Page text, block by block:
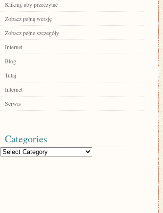
Kliknij, aby przeczytać
Zobacz pełną wersję
Zobacz pełne szczegóły
Internet
Blog
Tutaj
Internet
Serwis
Categories
Categories